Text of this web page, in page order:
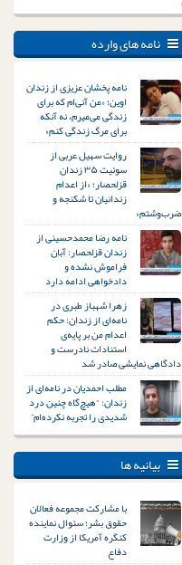
نامه های وارده
نامه پخشان عزیزی از زندان
اوین؛ «من آنی‌ام که برای
زندگی می‌میرم، نه آنکه
برای مرگ زندگی کنم»
روایت سهیل عربی از
سوئیت ۳۵ زندان
قزلحصار؛ «از اعدام
زندانیان تا شکنجه و
ضرب‌وشتم»
نامه رضا محمدحسینی از
زندان قزلحصار: آبان
فراموش نشده و
دادخواهی ادامه دارد
زهرا شهباز طبری در
نامه‌ای از زندان: حکم
اعدام من بر پایه‌ی
استنادات نادرست و
دادگاهی نمایشی صادر شد
مطلب احمدیان در نامه‌ای از
زندان: “هیچ‌گاه چنین درد
شدیدی را تجربه نکرده‌ام”
بیانیه ها
با مشارکت مجموعه فعالان
حقوق بشر؛ سئوال نماینده
کنگره آمریکا از وزارت
دفاع